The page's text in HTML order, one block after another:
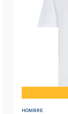
HOMBRE